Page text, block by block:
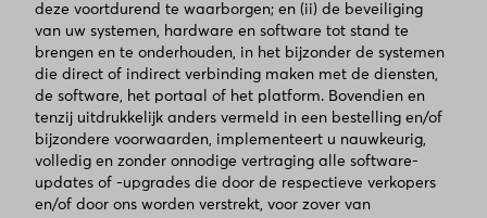
deze voortdurend te waarborgen; en (ii) de beveiliging
van uw systemen, hardware en software tot stand te
brengen en te onderhouden, in het bijzonder de systemen
die direct of indirect verbinding maken met de diensten,
de software, het portaal of het platform. Bovendien en
tenzij uitdrukkelijk anders vermeld in een bestelling en/of
bijzondere voorwaarden, implementeert u nauwkeurig,
volledig en zonder onnodige vertraging alle software-
updates of -upgrades die door de respectieve verkopers
en/of door ons worden verstrekt, voor zover van